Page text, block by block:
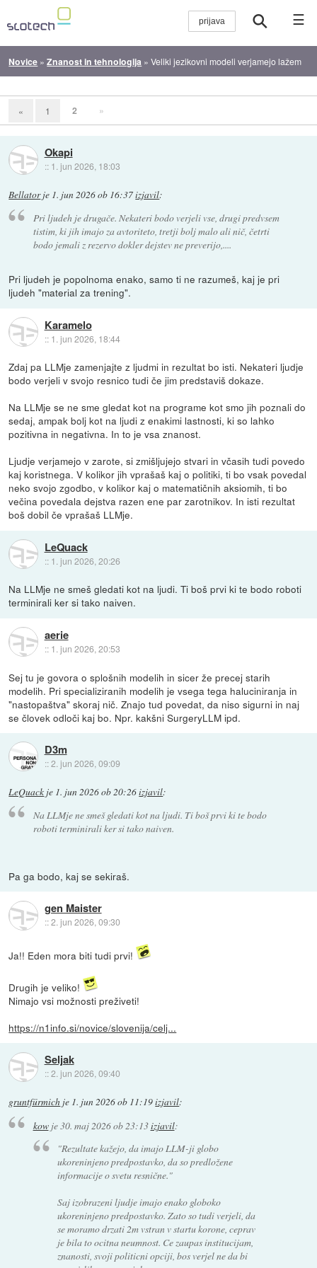
☰
Novice »Znanost in tehnologija »Veliki jezikovni modeli verjamejo lažem
« 1 2 »
Okapi
:: 1. jun 2026, 18:03
Bellatorje 1. jun 2026 ob 16:37izjavil:
Pri ljudeh je drugače. Nekateri bodo verjeli vse, drugi predvsem
tistim, ki jih imajo za avtoriteto, tretji bolj malo ali nič, četrti
bodo jemali z rezervo dokler dejstev ne preverijo,....
Pri ljudeh je popolnoma enako, samo ti ne razumeš, kaj je pri
ljudeh "material za trening".
Karamelo
:: 1. jun 2026, 18:44
Zdaj pa LLMje zamenjajte z ljudmi in rezultat bo isti. Nekateri ljudje
bodo verjeli v svojo resnico tudi če jim predstaviš dokaze.
Na LLMje se ne sme gledat kot na programe kot smo jih poznali do
sedaj, ampak bolj kot na ljudi z enakimi lastnosti, ki so lahko
pozitivna in negativna. In to je vsa znanost.
Ljudje verjamejo v zarote, si zmišljujejo stvari in včasih tudi povedo
kaj koristnega. V kolikor jih vprašaš kaj o politiki, ti bo vsak povedal
neko svojo zgodbo, v kolikor kaj o matematičnih aksiomih, ti bo
večina povedala dejstva razen ene par zarotnikov. In isti rezultat
boš dobil če vprašaš LLMje.
LeQuack
:: 1. jun 2026, 20:26
Na LLMje ne smeš gledati kot na ljudi. Ti boš prvi ki te bodo roboti
terminirali ker si tako naiven.
aerie
:: 1. jun 2026, 20:53
Sej tu je govora o splošnih modelih in sicer že precej starih
modelih. Pri specializiranih modelih je vsega tega haluciniranja in
"nastopaštva" skoraj nič. Znajo tud povedat, da niso sigurni in naj
se človek odloči kaj bo. Npr. kakšni SurgeryLLM ipd.
D3m
::2. jun 2026, 09:09
LeQuack je 1. jun 2026 ob 20:26izjavil:
Na LLMje ne smeš gledati kot na ljudi. Ti boš prvi ki te bodo
roboti terminirali ker si tako naiven.
Pa ga bodo, kaj se sekiraš.
gen Maister
::2. jun 2026, 09:30
Ja!! Eden mora biti tudi prvi!
Drugih je veliko!
Nimajo vsi možnosti preživeti!
https://n1info.si/novice/slovenija/celj...
Seljak
::2. jun 2026, 09:40
gruntfürmich je 1. jun 2026 ob 11:19izjavil:
kowje30. maj 2026 ob 23:13izjavil:
"Rezultate kažejo, da imajo LLM-ji globo
ukoreninjeno predpostavko, da so predložene
informacije o svetu resnične."
Saj izobrazeni ljudje imajo enako globoko
ukoreninjeno predpostavko. Zato so tudi verjeli, da
se moramo drzati 2m vstran v startu korone, ceprav
je bila to ocitna neumnost. Ce zaupas institucijam,
znanosti, svoji politicni opciji, bos verjel ne da bi